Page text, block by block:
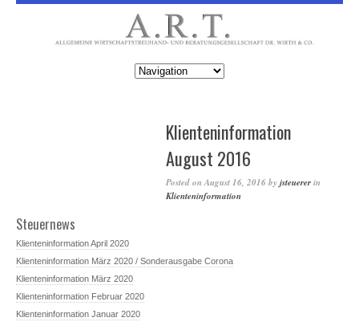
Klienteninformation
August 2016
Posted on August 16, 2016 by jsteuererin
Klienteninformation
Steuernews
Klienteninformation April 2020
Klienteninformation März 2020 / Sonderausgabe Corona
Klienteninformation März 2020
Klienteninformation Februar 2020
Klienteninformation Januar 2020